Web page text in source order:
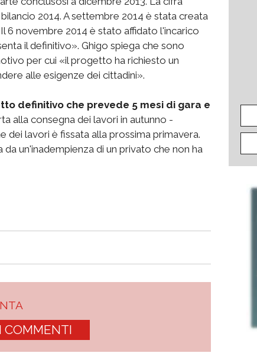
2014. A settembre 2014 è stata creata
6 novembre 2014 è stato affidato l'incarico
il definitivo». Ghigo spiega che sono
per cui «il progetto ha richiesto un
alle esigenze dei cittadini».
definitivo che prevede 5 mesi di gara e
alla consegna dei lavori in autunno -
lavori è fissata alla prossima primavera.
un'inadempienza di un privato che non ha
COMMENTI